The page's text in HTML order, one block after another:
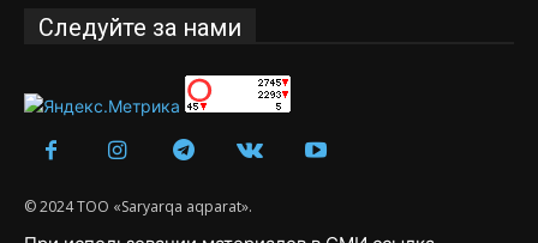
Следуйте за нами
© 2024 ТОО «Saryarqa aqparat».